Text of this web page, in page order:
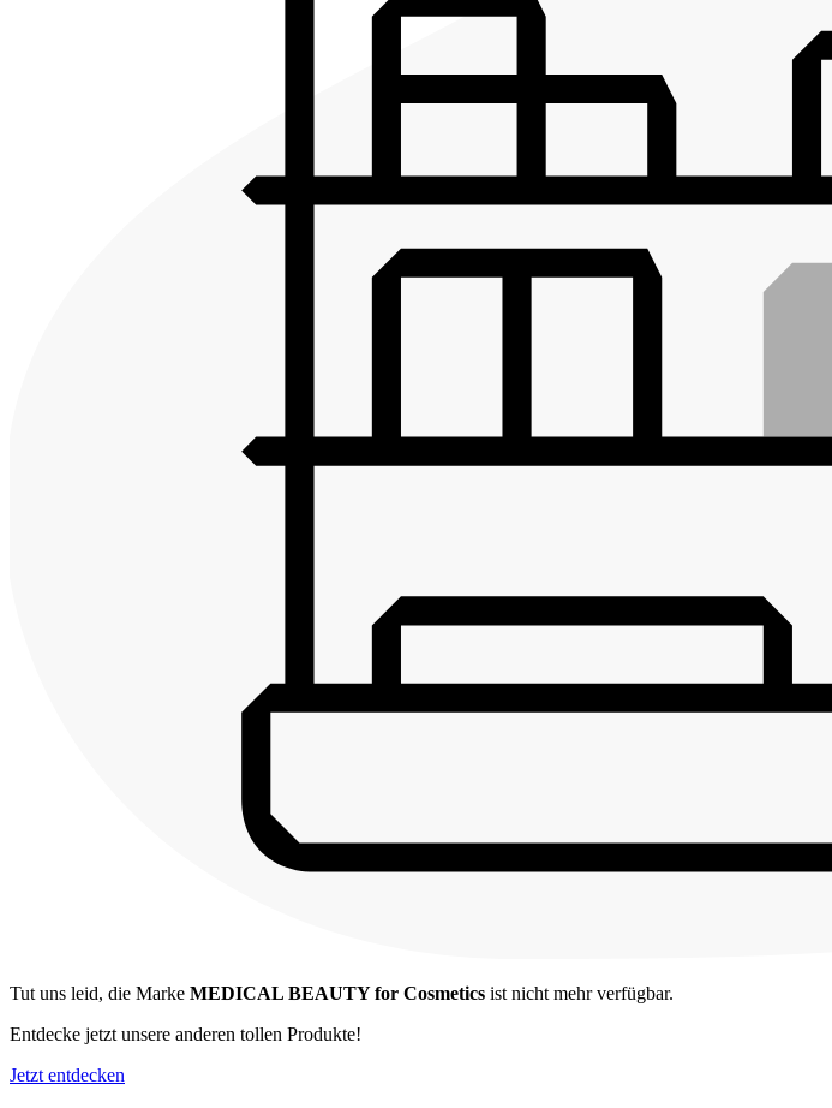
Tut uns leid, die Marke MEDICAL BEAUTY for Cosmetics ist nicht mehr verfügbar.
Entdecke jetzt unsere anderen tollen Produkte!
Jetzt entdecken